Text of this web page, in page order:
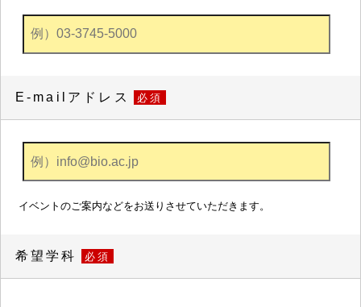
E-mailアドレス 必須
イベントのご案内などをお送りさせていただきます。
希望学科 必須